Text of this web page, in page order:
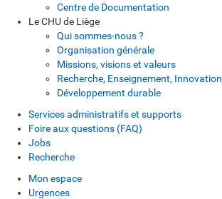
Centre de Documentation
Le CHU de Liège
Qui sommes-nous ?
Organisation générale
Missions, visions et valeurs
Recherche, Enseignement, Innovation
Développement durable
Services administratifs et supports
Foire aux questions (FAQ)
Jobs
Recherche
Mon espace
Urgences